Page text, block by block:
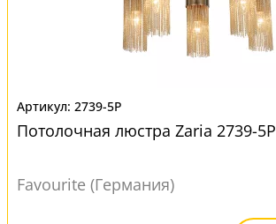
2739-5P
Потолочная люстра Zaria 2739-5P
Favourite (Германия)